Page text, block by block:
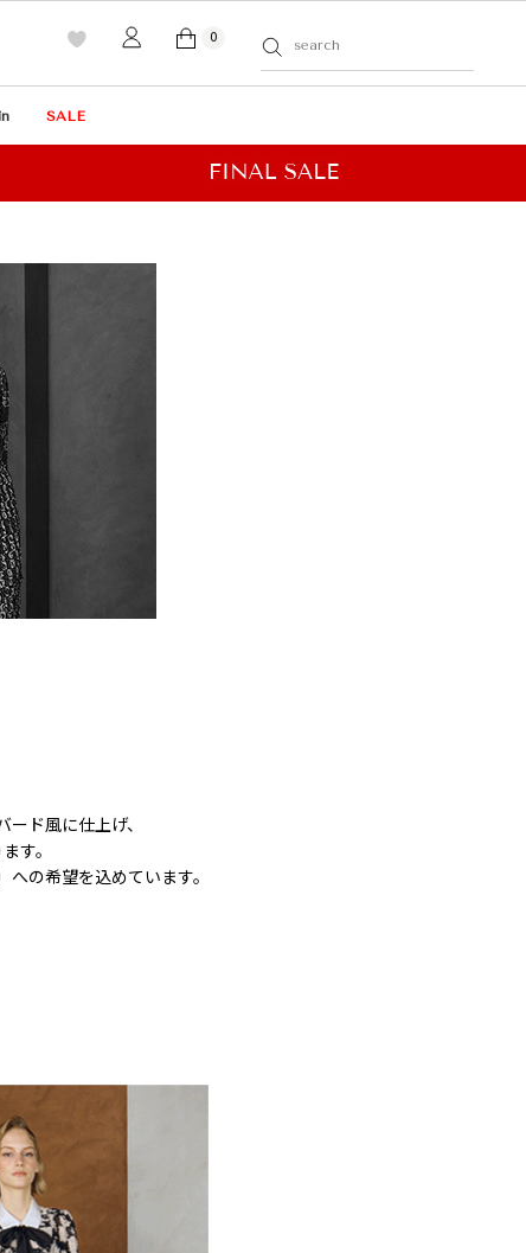
0
SALE
ド風に仕上げ、
す。
の希望を込めています。